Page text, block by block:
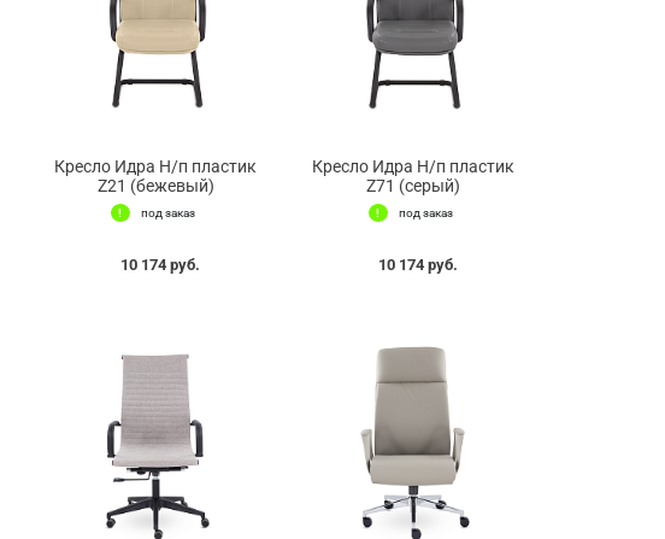
Кресло Идра Н/п пластик
Z21 (бежевый)
под заказ
10 174 руб.
Кресло Идра Н/п пластик
Z71 (серый)
под заказ
10 174 руб.